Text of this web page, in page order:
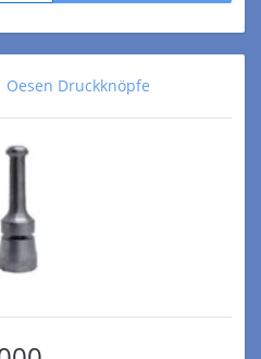
Oesen Druckknöpfe